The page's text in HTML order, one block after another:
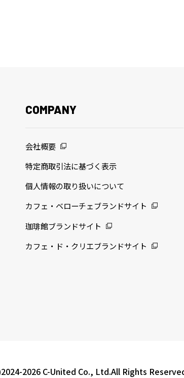
COMPANY
会社概要
特定商取引法に基づく表示
個人情報の取り扱いについて
カフェ・ベローチェブランドサイト
珈琲館ブランドサイト
カフェ・ド・クリエブランドサイト
2026 C-United Co., Ltd.All Rights